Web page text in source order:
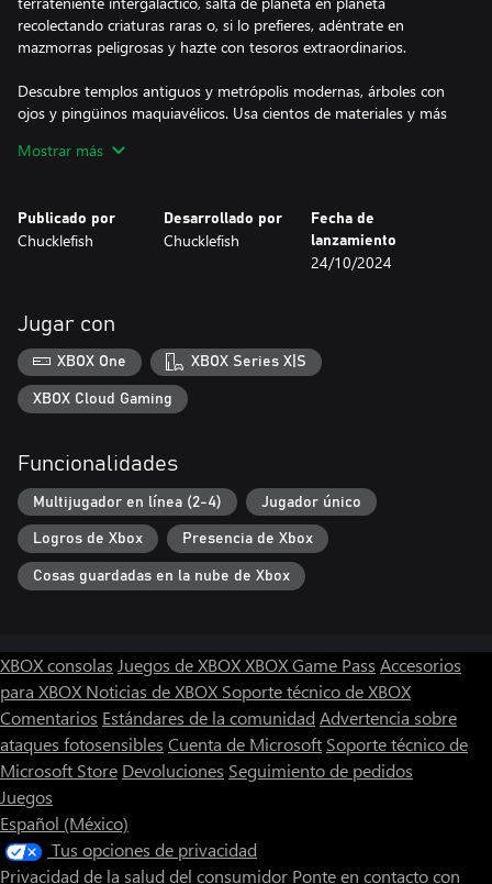
recolectando criaturas raras o, si lo prefieres, adéntrate en
mazmorras peligrosas y hazte con tesoros extraordinarios.
Descubre templos antiguos y metrópolis modernas, árboles con
ojos y pingüinos maquiavélicos. Usa cientos de materiales y más
bosques, un castillo medieval, un salón recreativo submarino o
Aviso: En las consolas Xbox Series, Xbox One y Xbox One X, el
máximo número de jugadores por grupo es 4; en Xbox One S, el
Mostrar más
Publicado por
Chucklefish
Desarrollado por
Chucklefish
Fecha de
lanzamiento
24/10/2024
Jugar con
XBOX One XBOX Series X|S
XBOX Cloud Gaming
Funcionalidades
Multijugador en línea (2-4) Jugador único
Logros de Xbox Presencia de Xbox
Cosas guardadas en la nube de Xbox
XBOX consolas Juegos de XBOXXBOX Game Pass Accesorios
para XBOX Noticias de XBOX Soporte técnico de XBOX
Comentarios Estándares de la comunidad Advertencia sobre
ataques fotosensibles Cuenta de Microsoft Soporte técnico de
Microsoft Store Devoluciones Seguimiento de pedidos
Juegos
Español (México)
Tus opciones de privacidad
Privacidad de la salud del consumidor Ponte en contacto con